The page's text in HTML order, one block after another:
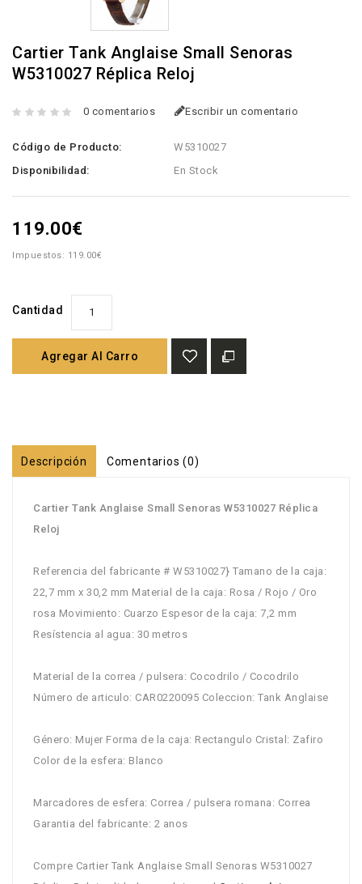
Cartier Tank Anglaise Small Senoras
W5310027 Réplica Reloj
0 comentarios Escribir un comentario
Código de Producto:
W5310027
Disponibilidad:
En Stock
119.00€
Impuestos: 119.00€
Cantidad
Agregar Al Carro
Descripción Comentarios (0)
Cartier Tank Anglaise Small Senoras W5310027 Réplica
Reloj
Referencia del fabricante # W5310027} Tamano de la caja:
22,7 mm x 30,2 mm Material de la caja: Rosa / Rojo / Oro
rosa Movimiento: Cuarzo Espesor de la caja: 7,2 mm
Resístencia al agua: 30 metros
Material de la correa / pulsera: Cocodrilo / Cocodrilo
Número de articulo: CAR0220095 Coleccion: Tank Anglaise
Género: Mujer Forma de la caja: Rectangulo Cristal: Zafiro
Color de la esfera: Blanco
Marcadores de esfera: Correa / pulsera romana: Correa
Garantia del fabricante: 2 anos
Compre Cartier Tank Anglaise Small Senoras W5310027